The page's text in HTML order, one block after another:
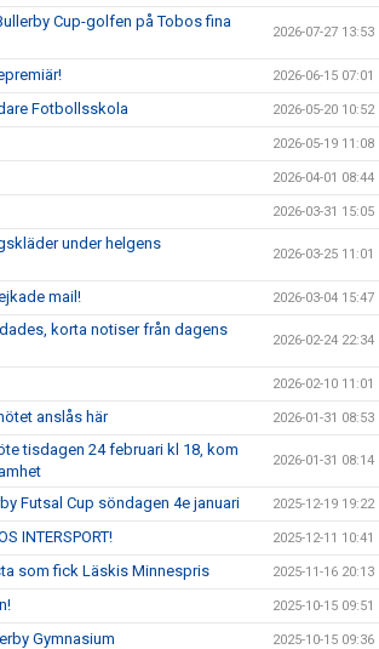
Cup-golfen på Tobos fina
2026-07-27 13:53
2026-06-15 07:01
Fotbollsskola 2026-05-20 10:52
2026-05-19 11:08
2026-04-01 08:44
2026-03-31 15:05
under helgens
2026-03-25 11:01
mail! 2026-03-04 15:47
korta notiser från dagens
2026-02-24 22:34
2026-02-10 11:01
anslås här 2026-01-31 08:53
tisdagen 24 februari kl 18, kom
2026-01-31 08:14
Futsal Cup söndagen 4e januari 2025-12-19 19:22
INTERSPORT! 2025-12-11 10:41
som fick Läskis Minnespris 2025-11-16 20:13
2025-10-15 09:51
Gymnasium 2025-10-15 09:36